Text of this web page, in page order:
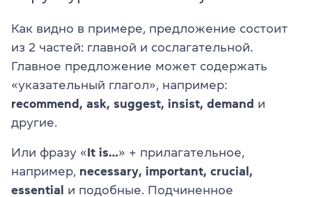
Как видно в примере, предложение состоит
из 2 частей: главной и сослагательной.
Главное предложение может содержать
«указательный глагол», например:
recommend, ask, suggest, insist, demand и
другие.
Или фразу «It is…» + прилагательное,
например, necessary, important, crucial,
essential
и подобные. Подчиненное